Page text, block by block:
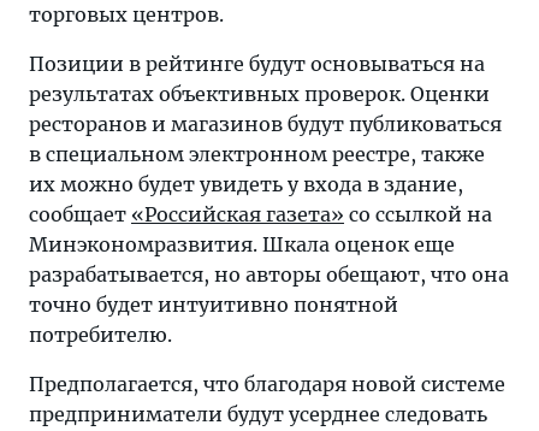
торговых центров.
Позиции в рейтинге будут основываться на
результатах объективных проверок. Оценки
ресторанов и магазинов будут публиковаться
в специальном электронном реестре, также
их можно будет увидеть у входа в здание,
сообщает «Российская газета» со ссылкой на
Минэкономразвития. Шкала оценок еще
разрабатывается, но авторы обещают, что она
точно будет интуитивно понятной
потребителю.
Предполагается, что благодаря новой системе
предприниматели будут усерднее следовать